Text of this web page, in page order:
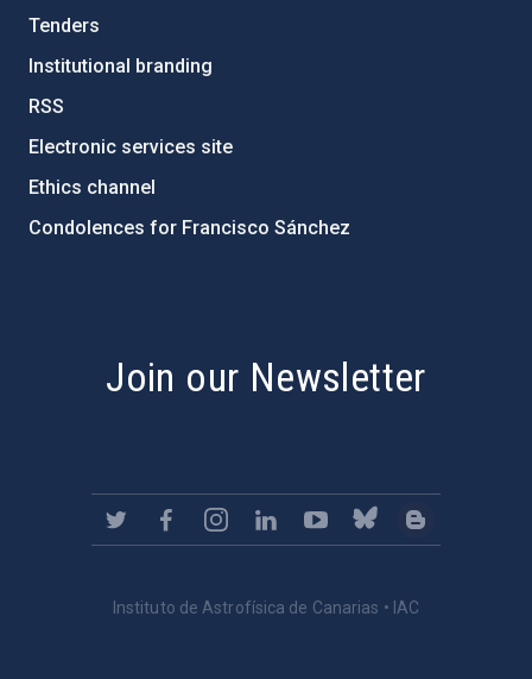
Tenders
Institutional branding
RSS
Electronic services site
Ethics channel
Condolences for Francisco Sánchez
Join our Newsletter
Instituto de Astrofísica de Canarias • IAC